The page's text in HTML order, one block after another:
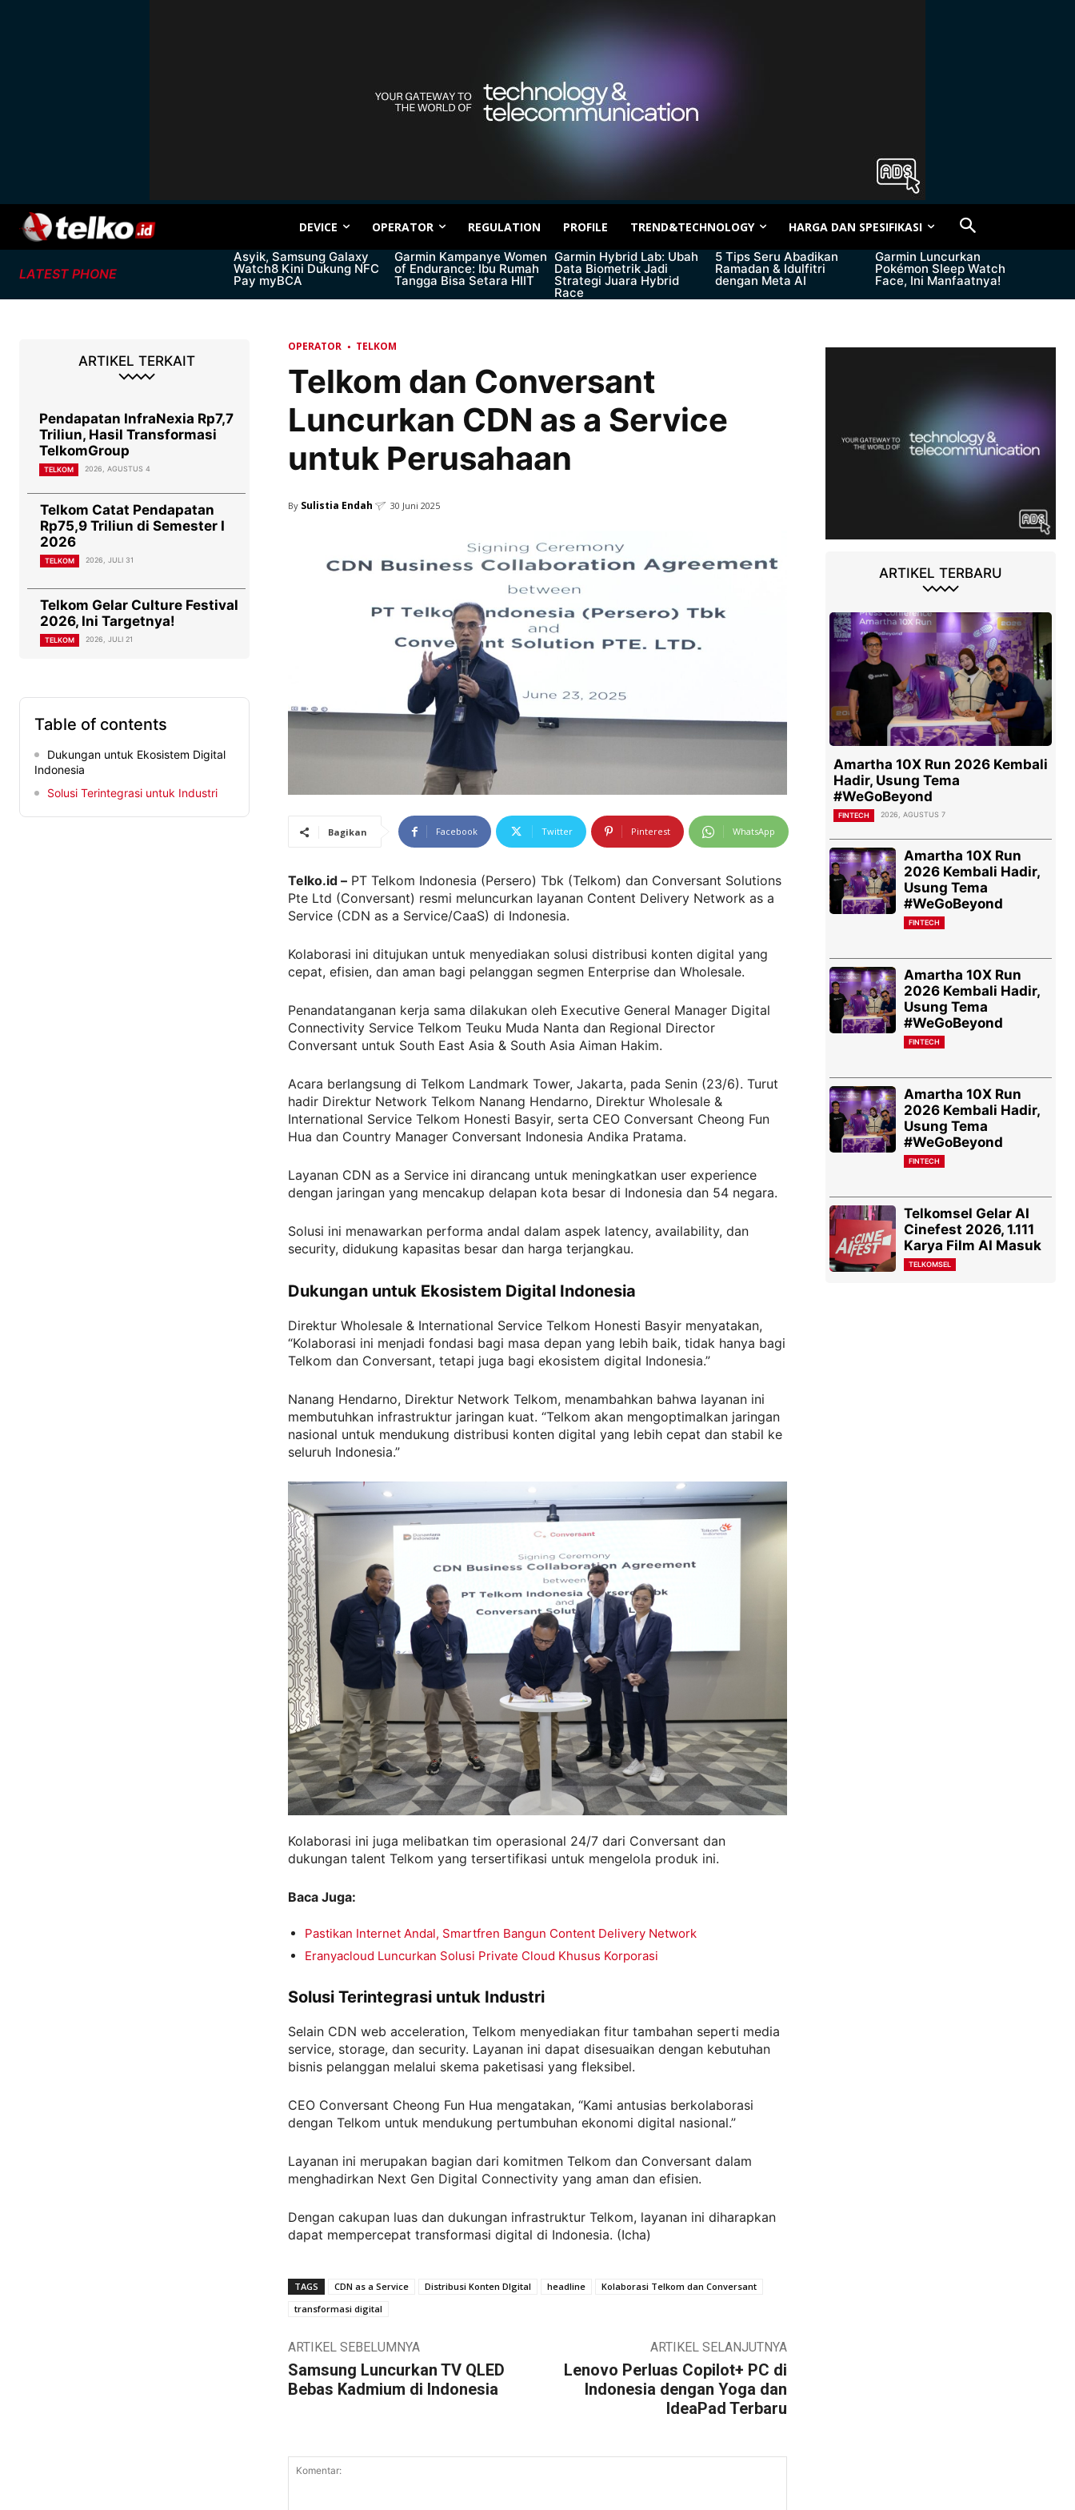
DEVICE OPERATOR REGULATION PROFILE TREND&TECHNOLOGY HARGA DAN SPESIFIKASI
LATEST PHONE
Asyik, Samsung Galaxy
Watch8 Kini Dukung NFC
Pay myBCA
Garmin Kampanye Women
of Endurance: Ibu Rumah
Tangga Bisa Setara HIIT
Garmin Hybrid Lab: Ubah
Data Biometrik Jadi
Strategi Juara Hybrid
Race
5 Tips Seru Abadikan
Ramadan & Idulfitri
dengan Meta AI
Garmin Luncurkan
Pokémon Sleep Watch
Face, Ini Manfaatnya!
ARTIKEL TERKAIT
Pendapatan InfraNexia Rp7,7
Triliun, Hasil Transformasi
TelkomGroup
TELKOM 2026, AGUSTUS 4
Telkom Catat Pendapatan
Rp75,9 Triliun di Semester I
2026
TELKOM 2026, JULI 31
Telkom Gelar Culture Festival
2026, Ini Targetnya!
TELKOM 2026, JULI 21
Table of contents
Dukungan untuk Ekosistem Digital
Indonesia
Solusi Terintegrasi untuk Industri
OPERATOR TELKOM
Telkom dan Conversant
Luncurkan CDN as a Service
untuk Perusahaan
By Sulistia Endah 30 Juni 2025
Bagikan Facebook Twitter Pinterest WhatsApp
Telko.id – PT Telkom Indonesia (Persero) Tbk (Telkom) dan Conversant Solutions
Pte Ltd (Conversant) resmi meluncurkan layanan Content Delivery Network as a
Service (CDN as a Service/CaaS) di Indonesia.
Kolaborasi ini ditujukan untuk menyediakan solusi distribusi konten digital yang
cepat, efisien, dan aman bagi pelanggan segmen Enterprise dan Wholesale.
Penandatanganan kerja sama dilakukan oleh Executive General Manager Digital
Connectivity Service Telkom Teuku Muda Nanta dan Regional Director
Conversant untuk South East Asia & South Asia Aiman Hakim.
Acara berlangsung di Telkom Landmark Tower, Jakarta, pada Senin (23/6). Turut
hadir Direktur Network Telkom Nanang Hendarno, Direktur Wholesale &
International Service Telkom Honesti Basyir, serta CEO Conversant Cheong Fun
Hua dan Country Manager Conversant Indonesia Andika Pratama.
Layanan CDN as a Service ini dirancang untuk meningkatkan user experience
dengan jaringan yang mencakup delapan kota besar di Indonesia dan 54 negara.
Solusi ini menawarkan performa andal dalam aspek latency, availability, dan
security, didukung kapasitas besar dan harga terjangkau.
Dukungan untuk Ekosistem Digital Indonesia
Direktur Wholesale & International Service Telkom Honesti Basyir menyatakan,
“Kolaborasi ini menjadi fondasi bagi masa depan yang lebih baik, tidak hanya bagi
Telkom dan Conversant, tetapi juga bagi ekosistem digital Indonesia.”
Nanang Hendarno, Direktur Network Telkom, menambahkan bahwa layanan ini
membutuhkan infrastruktur jaringan kuat. “Telkom akan mengoptimalkan jaringan
nasional untuk mendukung distribusi konten digital yang lebih cepat dan stabil ke
seluruh Indonesia.”
Kolaborasi ini juga melibatkan tim operasional 24/7 dari Conversant dan
dukungan talent Telkom yang tersertifikasi untuk mengelola produk ini.
Baca Juga:
Pastikan Internet Andal, Smartfren Bangun Content Delivery Network
Eranyacloud Luncurkan Solusi Private Cloud Khusus Korporasi
Solusi Terintegrasi untuk Industri
Selain CDN web acceleration, Telkom menyediakan fitur tambahan seperti media
service, storage, dan security. Layanan ini dapat disesuaikan dengan kebutuhan
bisnis pelanggan melalui skema paketisasi yang fleksibel.
CEO Conversant Cheong Fun Hua mengatakan, “Kami antusias berkolaborasi
dengan Telkom untuk mendukung pertumbuhan ekonomi digital nasional.”
Layanan ini merupakan bagian dari komitmen Telkom dan Conversant dalam
menghadirkan Next Gen Digital Connectivity yang aman dan efisien.
Dengan cakupan luas dan dukungan infrastruktur Telkom, layanan ini diharapkan
dapat mempercepat transformasi digital di Indonesia. (Icha)
TAGS CDN as a Service Distribusi Konten DIgital headline
Kolaborasi Telkom dan Conversant
transformasi digital
ARTIKEL SEBELUMNYA
Samsung Luncurkan TV QLED
Bebas Kadmium di Indonesia
ARTIKEL SELANJUTNYA
Lenovo Perluas Copilot+ PC di
Indonesia dengan Yoga dan
IdeaPad Terbaru
ARTIKEL TERBARU
Amartha 10X Run 2026 Kembali
Hadir, Usung Tema
#WeGoBeyond
FINTECH 2026, AGUSTUS 7
Amartha 10X Run
2026 Kembali Hadir,
Usung Tema
#WeGoBeyond
FINTECH
Amartha 10X Run
2026 Kembali Hadir,
Usung Tema
#WeGoBeyond
FINTECH
Amartha 10X Run
2026 Kembali Hadir,
Usung Tema
#WeGoBeyond
FINTECH
Telkomsel Gelar AI
Cinefest 2026, 1.111
Karya Film AI Masuk
TELKOMSEL